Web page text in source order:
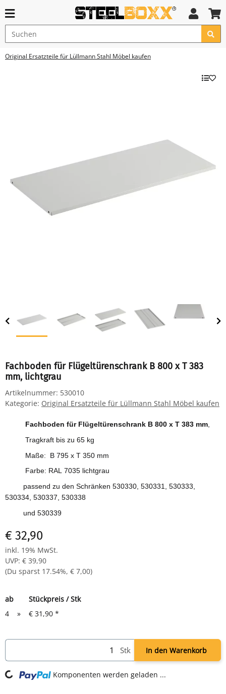
Original Ersatzteile für Lüllmann Stahl Möbel kaufen
Fachboden für Flügeltürenschrank B 800 x T 383
mm, lichtgrau
Artikelnummer: 530010
Kategorie: Original Ersatzteile für Lüllmann Stahl Möbel kaufen
Fachboden für Flügeltürenschrank B 800 x T 383 mm
Tragkraft bis zu 65 kg
Maße: B 795 x T 350 mm
Farbe: RAL 7035 lichtgrau
passend zu den Schränken 530330, 530331, 530333,
530334, 530337, 530338
und 530339
€ 32,90
inkl. 19% MwSt.
UVP: € 39,90
(Du sparst 17.54%, € 7,00)
ab
Stückpreis / Stk
4
» € 31,90 *
Stk In den Warenkorb
Komponenten werden geladen ...